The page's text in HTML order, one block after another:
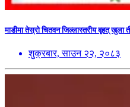
माडीमा तेस्रो चितवन जिल्लास्तरीय बृहत् खुला
शुक्रबार, साउन २२, २०८३